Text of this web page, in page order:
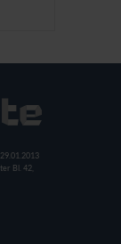
Bl. 42,